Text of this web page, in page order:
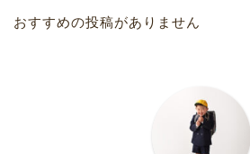
おすすめの投稿がありません